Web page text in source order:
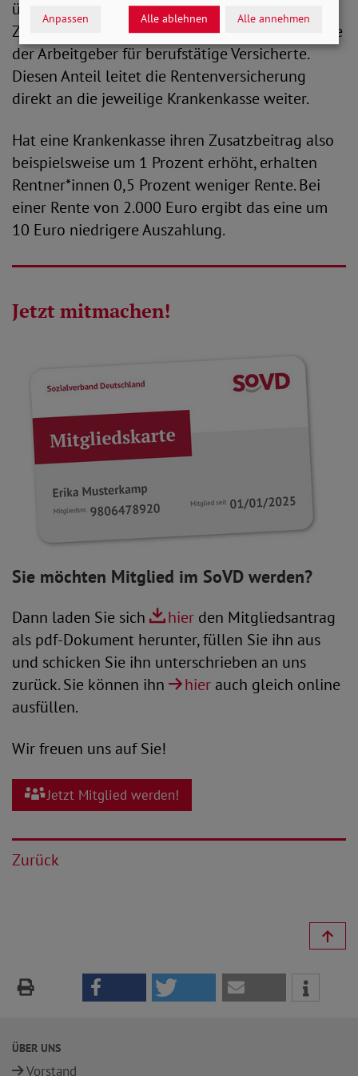
übernimmt die Rentenversicherung auch beim
Zusatzbeitrag die Hälfte der Kosten – analog wie
der Arbeitgeber für berufstätige Versicherte.
Diesen Anteil leitet die Rentenversicherung
direkt an die jeweilige Krankenkasse weiter.
Hat eine Krankenkasse ihren Zusatzbeitrag also
beispielsweise um 1 Prozent erhöht, erhalten
Rentner*innen 0,5 Prozent weniger Rente. Bei
einer Rente von 2.000 Euro ergibt das eine um
10 Euro niedrigere Auszahlung.
Jetzt mitmachen!
Sie möchten Mitglied im SoVD werden?
Dann laden Sie sich hier den Mitgliedsantrag
als pdf-Dokument herunter, füllen Sie ihn aus
und schicken Sie ihn unterschrieben an uns
zurück. Sie können ihn
hier auch gleich online
ausfüllen.
Wir freuen uns auf Sie!
Jetzt Mitglied werden!
Zurück
ÜBER UNS
Vorstand
Anpassen Alle ablehnen Alle annehmen